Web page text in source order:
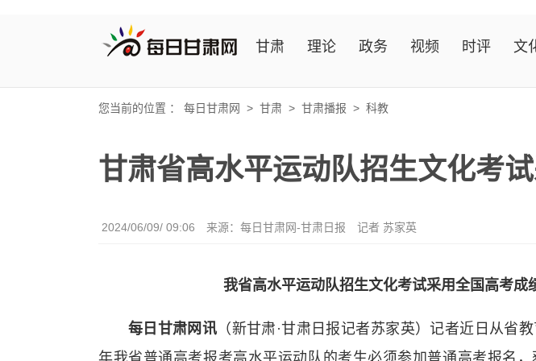
甘肃 理论 政务 视频 时评 文
您当前的位置 ： 每日甘肃网 > 甘肃 > 甘肃播报 > 科教
甘肃省高水平运动队招生文化考
2024/06/09/ 09:06 来源：每日甘肃网-甘肃日报 记者 苏家英
我省高水平运动队招生文化考试采用全国高考成
每日甘肃网讯 （新甘肃·甘肃日报记者苏家英）记者近日从省